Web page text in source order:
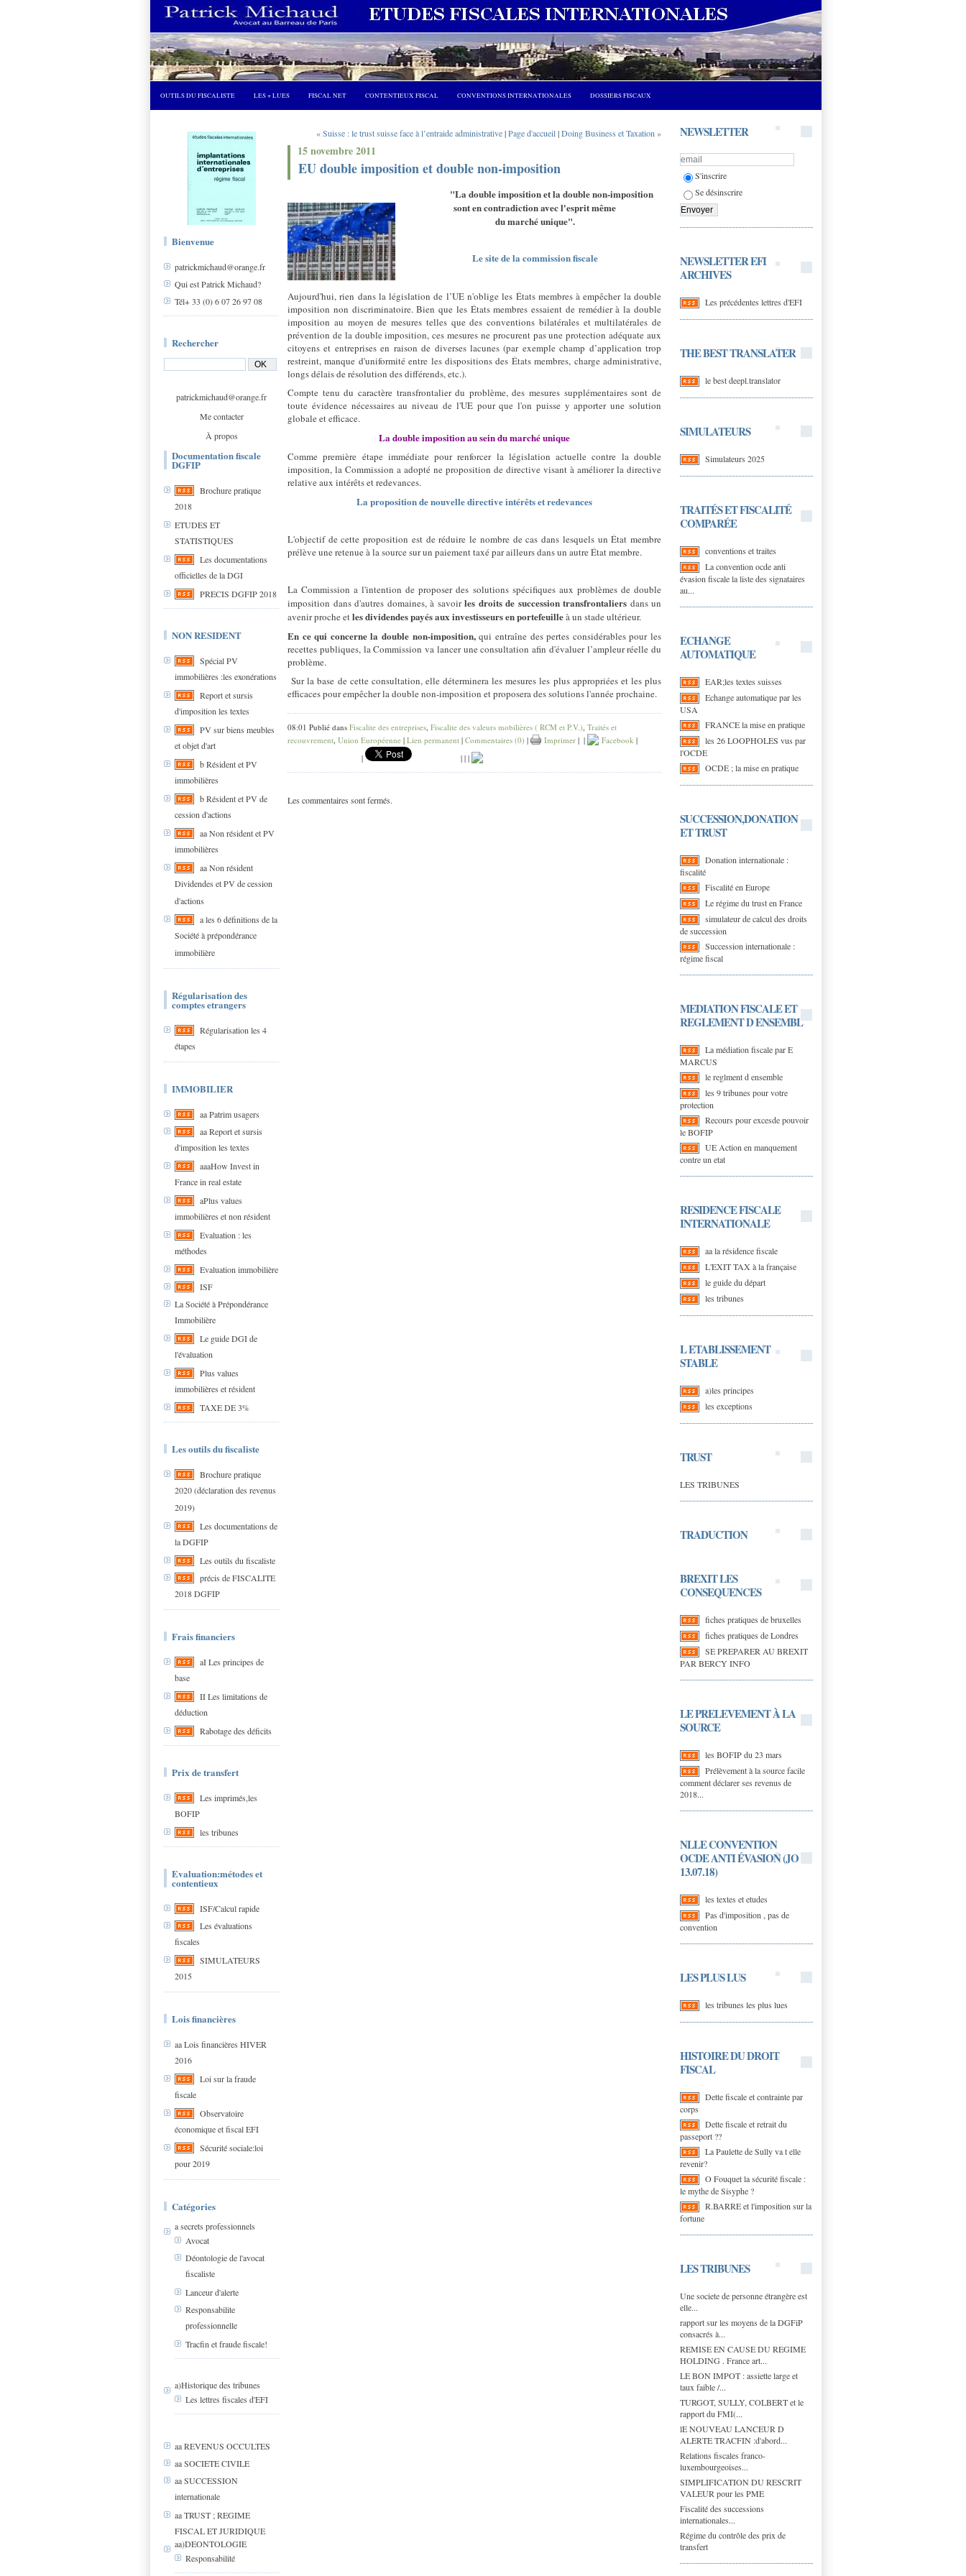
OUTILS DU FISCALISTE LES + LUES FISCAL NET CONTENTIEUX FISCAL CONVENTIONS INTERNATIONALES DOSSIERS FISCAUX
Bienvenue
patrickmichaud@orange.fr
Qui est Patrick Michaud?
Tél+ 33 (0) 6 07 26 97 08
Rechercher
patrickmichaud@orange.fr
Me contacter
À propos
Documentation fiscale
DGFIP
Brochure pratique
2018
ETUDES ET
STATISTIQUES
Les documentations
officielles de la DGI
PRECIS DGFIP 2018
NON RESIDENT
Spécial PV
immobilières :les exonérations
Report et sursis
d'imposition les textes
PV sur biens meubles
et objet d'art
b Résident et PV
immobilières
b Résident et PV de
cession d'actions
aa Non résident et PV
immobilières
aa Non résident
Dividendes et PV de cession
d'actions
a les 6 définitions de la
Société à prépondérance
immobilière
Régularisation des
comptes etrangers
Régularisation les 4
étapes
IMMOBILIER
aa Patrim usagers
aa Report et sursis
d'imposition les textes
aaaHow Invest in
France in real estate
aPlus values
immobilières et non résident
Evaluation : les
méthodes
Evaluation immobilière
ISF
La Société à Prépondérance
Immobilière
Le guide DGI de
l'évaluation
Plus values
immobilières et résident
TAXE DE 3%
Les outils du fiscaliste
Brochure pratique
2020 (déclaration des revenus
2019)
Les documentations de
la DGFIP
Les outils du fiscaliste
précis de FISCALITE
2018 DGFIP
Frais financiers
aI Les principes de
base
II Les limitations de
déduction
Rabotage des déficits
Prix de transfert
Les imprimés,les
BOFIP
les tribunes
Evaluation:métodes et
contentieux
ISF/Calcul rapide
Les évaluations
fiscales
SIMULATEURS
2015
Lois financières
aa Lois financières HIVER
2016
Loi sur la fraude
fiscale
Observatoire
économique et fiscal EFI
Sécurité sociale:loi
pour 2019
Catégories
a secrets professionnels
Avocat
Déontologie de l'avocat
fiscaliste
Lanceur d'alerte
Responsabilite
professionnelle
Tracfin et fraude fiscale!
a)Historique des tribunes
Les lettres fiscales d'EFI
aa REVENUS OCCULTES
aa SOCIETE CIVILE
aa SUCCESSION
internationale
aa TRUST ; REGIME
FISCAL ET JURIDIQUE
aa)DEONTOLOGIE
Responsabilité
NEWSLETTER
S'inscrire
Se désinscrire
NEWSLETTER EFI
ARCHIVES
Les précédentes lettres d'EFI
THE BEST TRANSLATER
le best deepl.translator
SIMULATEURS
Simulateurs 2025
TRAITÉS ET FISCALITÉ
COMPARÉE
conventions et traites
La convention ocde anti
évasion fiscale la liste des signataires
au...
ECHANGE
AUTOMATIQUE
EAR;les textes suisses
Echange automatique par les
USA
FRANCE la mise en pratique
les 26 LOOPHOLES vus par
l'OCDE
OCDE ; la mise en pratique
SUCCESSION,DONATION
ET TRUST
Donation internationale :
fiscalité
Fiscalité en Europe
Le régime du trust en France
simulateur de calcul des droits
de succession
Succession internationale :
régime fiscal
MEDIATION FISCALE ET
REGLEMENT D ENSEMBL
La médiation fiscale par E
MARCUS
le reglment d ensemble
les 9 tribunes pour votre
protection
Recours pour excesde pouvoir
le BOFIP
UE Action en manquement
contre un etat
RESIDENCE FISCALE
INTERNATIONALE
aa la résidence fiscale
L'EXIT TAX à la française
le guide du départ
les tribunes
L ETABLISSEMENT
STABLE
a)les principes
les exceptions
TRUST
LES TRIBUNES
TRADUCTION
BREXIT LES
CONSEQUENCES
fiches pratiques de bruxelles
fiches pratiques de Londres
SE PREPARER AU BREXIT
PAR BERCY INFO
LE PRELEVEMENT À LA
SOURCE
les BOFIP du 23 mars
Prélèvement à la source facile
comment déclarer ses revenus de
2018...
NLLE CONVENTION
OCDE ANTI ÉVASION (JO
13.07.18)
les textes et etudes
Pas d'imposition , pas de
convention
LES PLUS LUS
les tribunes les plus lues
HISTOIRE DU DROIT
FISCAL
Dette fiscale et contrainte par
corps
Dette fiscale et retrait du
passeport ??
La Paulette de Sully va t elle
revenir?
O Fouquet la sécurité fiscale :
le mythe de Sisyphe ?
R.BARRE et l'imposition sur la
fortune
LES TRIBUNES
Une societe de personne étrangère est
elle...
rapport sur les moyens de la DGFiP
consacrés à...
REMISE EN CAUSE DU REGIME
HOLDING . France art...
LE BON IMPOT : assiette large et
taux faible /...
TURGOT, SULLY, COLBERT et le
rapport du FMI(...
lE NOUVEAU LANCEUR D
ALERTE TRACFIN :d'abord...
Relations fiscales franco-
luxembourgeoises...
SIMPLIFICATION DU RESCRIT
VALEUR pour les PME
Fiscalité des successions
internationales...
Régime du contrôle des prix de
transfert
« Suisse : le trust suisse face à l’entraide administrative|Page d'accueil|Doing Business et Taxation »
15 novembre 2011
EU double imposition et double non-imposition
"La double imposition et la double non-imposition
sont en contradiction avec l'esprit même
du marché unique".
Le site de la commission fiscale
Aujourd'hui, rien dans la législation de l’UE n'oblige les États membres à empêcher la double
imposition non discriminatoire. Bien que les États membres essaient de remédier à la double
imposition au moyen de mesures telles que des conventions bilatérales et multilatérales de
prévention de la double imposition, ces mesures ne procurent pas une protection adéquate aux
citoyens et entreprises en raison de diverses lacunes (par exemple champ d’application trop
restreint, manque d'uniformité entre les dispositions des États membres, charge administrative,
longs délais de résolution des différends, etc.).
Compte tenu du caractère transfrontalier du problème, des mesures supplémentaires sont de
toute évidence nécessaires au niveau de l'UE pour que l'on puisse y apporter une solution
globale et efficace.
La double imposition au sein du marché unique
Comme première étape immédiate pour renforcer la législation actuelle contre la double
imposition, la Commission a adopté ne proposition de directive visant à améliorer la directive
relative aux intérêts et redevances.
La proposition de nouvelle directive intérêts et redevances
L'objectif de cette proposition est de réduire le nombre de cas dans lesquels un État membre
prélève une retenue à la source sur un paiement taxé par ailleurs dans un autre État membre.
La Commission a l'intention de proposer des solutions spécifiques aux problèmes de double
imposition dans d'autres domaines, à savoirles droits de succession transfrontaliers dans un
avenir proche etles dividendes payés aux investisseurs en portefeuilleà un stade ultérieur.
En ce qui concerne la double non-imposition,qui entraîne des pertes considérables pour les
recettes publiques, la Commission va lancer une consultation afin d'évaluer l’ampleur réelle du
problème.
Sur la base de cette consultation, elle déterminera les mesures les plus appropriées et les plus
efficaces pour empêcher la double non-imposition et proposera des solutions l'année prochaine.
08:01 Publié dans Fiscalite des entreprises, Fiscalite des valeurs mobilières ( RCM et P.V.), Traités et
recouvrement, Union Européenne | Lien permanent | Commentaires (0) | Imprimer | | Facebook |
|
| | |
Les commentaires sont fermés.